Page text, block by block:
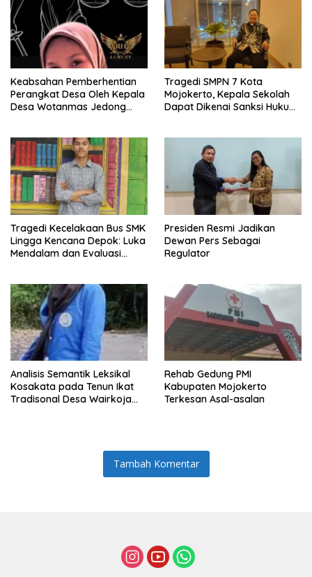
Keabsahan Pemberhentian
Perangkat Desa Oleh Kepala
Desa Wotanmas Jedong
Tragedi SMPN 7 Kota
Mojokerto, Kepala Sekolah
Dapat Dikenai Sanksi Hukum
Tragedi Kecelakaan Bus SMK
Lingga Kencana Depok: Luka
Mendalam dan Evaluasi
Presiden Resmi Jadikan
Dewan Pers Sebagai
Regulator
Analisis Semantik Leksikal
Kosakata pada Tenun Ikat
Tradisonal Desa Wairkoja
Rehab Gedung PMI
Kabupaten Mojokerto
Terkesan Asal-asalan
Tambah Komentar